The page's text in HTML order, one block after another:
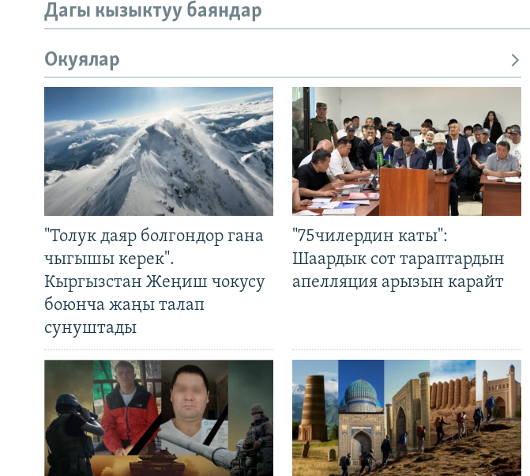
Дагы кызыктуу баяндар
Окуялар
"Толук даяр болгондор гана
чыгышы керек".
Кыргызстан Жеңиш чокусу
боюнча жаңы талап
сунуштады
"75чилердин каты":
Шаардык сот тараптардын
апелляция арызын карайт